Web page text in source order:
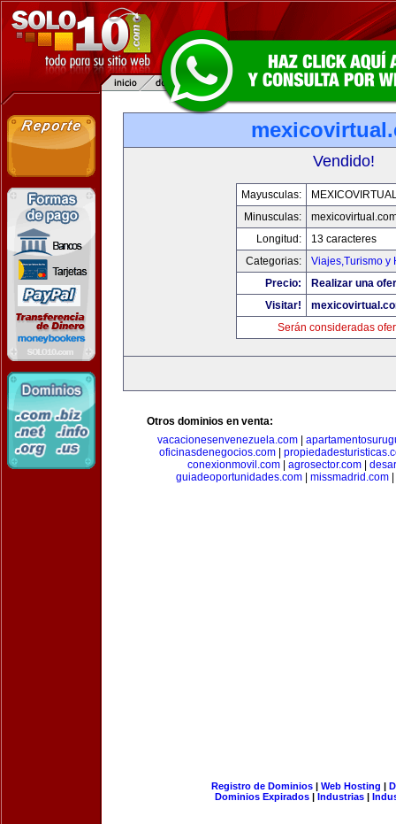
Vendido!
Mayusculas:
Minusculas:
Longitud:
13 caracteres
Categorias:
Viajes,Turismo y
Precio:
Realizar una
Visitar!
Serán consideradas
Otros dominios en venta:
vacacionesenvenezuela.com|
oficinasdenegocios.com
conexionmovil.com
agrosector.com
guiadeoportunidades.com| missmadrid.com|
Registro de Dominios| Web Hosting |
Dominios Expirados | Industrias |